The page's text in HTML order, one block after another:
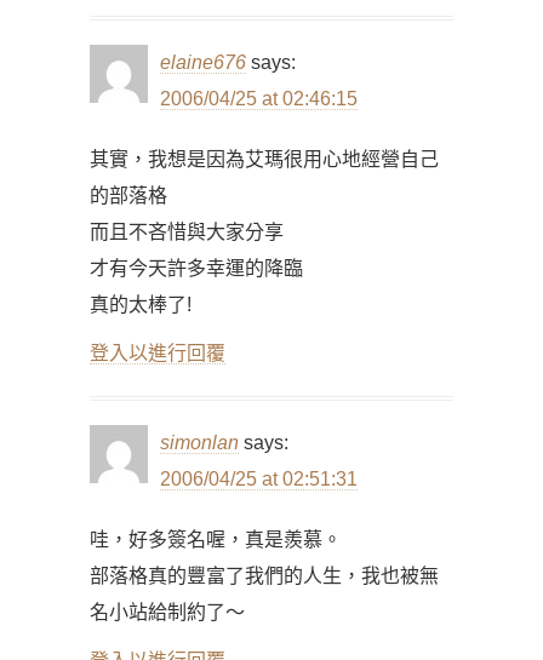
elaine676 says:
2006/04/25 at 02:46:15
其實，我想是因為艾瑪很用心地經營自己
的部落格
而且不吝惜與大家分享
才有今天許多幸運的降臨
真的太棒了!
登入以進行回覆
simonlan says:
2006/04/25 at 02:51:31
哇，好多簽名喔，真是羨慕。
部落格真的豐富了我們的人生，我也被無
名小站給制約了～